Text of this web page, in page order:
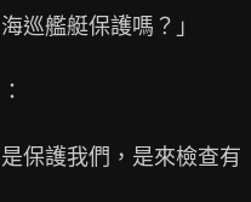
巡艦艇保護嗎？」
保護我們，是來檢查有